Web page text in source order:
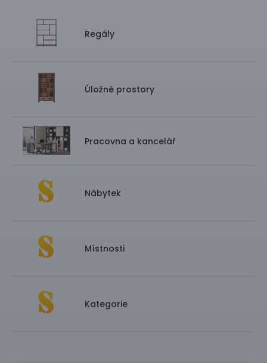
Regály
Úložné prostory
Pracovna a kancelář
Nábytek
Místnosti
Kategorie